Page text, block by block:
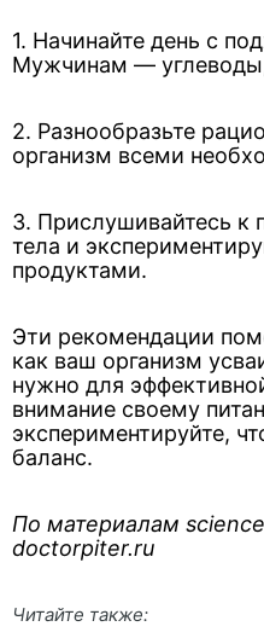
1. Начинайте день с
Мужчинам —
2. Разнообразьте
организм всеми
3. Прислушивайтесь к
тела и
продуктами.
Эти рекомендации
как ваш организм
нужно для
внимание своему
экспериментируйте,
баланс.
По материалам
doctorpiter.ru
Читайте также: